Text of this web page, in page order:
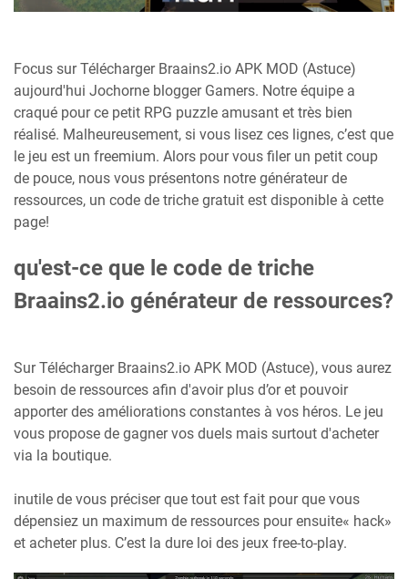
Focus sur Télécharger Braains2.io APK MOD (Astuce)
aujourd'hui Jochorne blogger Gamers. Notre équipe a
craqué pour ce petit RPG puzzle amusant et très bien
réalisé. Malheureusement, si vous lisez ces lignes, c’est que
le jeu est un freemium. Alors pour vous filer un petit coup
de pouce, nous vous présentons notre générateur de
ressources, un code de triche gratuit est disponible à cette
page!
qu'est-ce que le code de triche
Braains2.io générateur de ressources?
Sur Télécharger Braains2.io APK MOD (Astuce), vous aurez
besoin de ressources afin d'avoir plus d’or et pouvoir
apporter des améliorations constantes à vos héros. Le jeu
vous propose de gagner vos duels mais surtout d'acheter
via la boutique.
inutile de vous préciser que tout est fait pour que vous
dépensiez un maximum de ressources pour ensuite« hack»
et acheter plus. C’est la dure loi des jeux free-to-play.